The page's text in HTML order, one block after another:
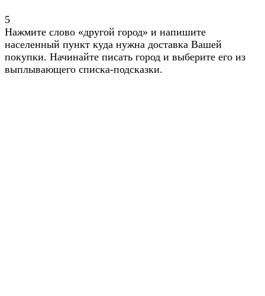
5
Нажмите слово «другой город» и напишите
населенный пункт куда нужна доставка Вашей
покупки. Начинайте писать город и выберите его из
выплывающего списка-подсказки.